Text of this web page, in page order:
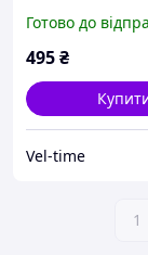
63х45 см
різнокольоровий
Готово до
495₴
Vel-time
1